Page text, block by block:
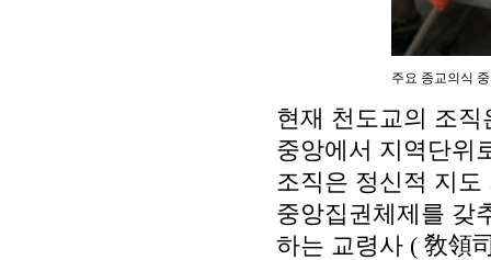
주요 종교의식
현재 천도교의 조
중앙에서 지역단위
조직은 정신적 지
중앙집권체제를 갖
하는 교령사 ( 敎領